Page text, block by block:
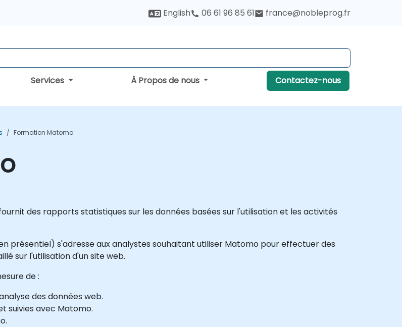
English 06 61 96 85 61 france@nobleprog.fr
Services À Propos de nous Contactez-nous
Formation Matomo
des rapports statistiques sur les données basées sur l'utilisation et les activités
présentiel) s'adresse aux analystes souhaitant utiliser Matomo pour effectuer des
sur l'utilisation d'un site web.
de :
des données web.
suivies avec Matomo.